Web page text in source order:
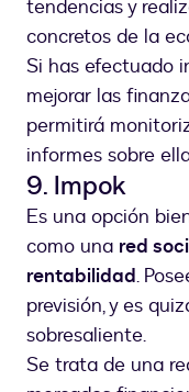
tendencias y
concretos de la
Si has efectuado
mejorar las
permitirá
informes sobre
9. Impok
Es una opción
como una red
rentabilidad.
previsión, y es
sobresaliente.
Se trata de una